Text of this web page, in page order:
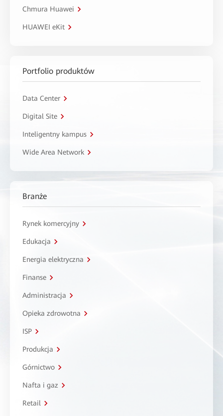
Chmura Huawei
HUAWEI eKit
Portfolio produktów
Data Center
Digital Site
Inteligentny kampus
Wide Area Network
Branże
Rynek komercyjny
Edukacja
Energia elektryczna
Finanse
Administracja
Opieka zdrowotna
ISP
Produkcja
Górnictwo
Nafta i gaz
Retail